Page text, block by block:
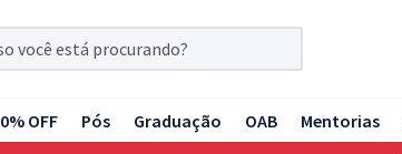
OFF Pós Graduação OAB Mentorias